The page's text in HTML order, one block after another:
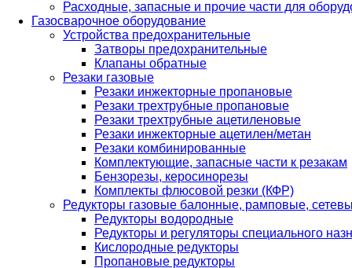
Расходные, запасные и прочие части для
Газосварочное оборудование
Устройства предохранительные
Затворы предохранительные
Клапаны обратные
Резаки газовые
Резаки инжекторные пропановые
Резаки трехтрубные пропановые
Резаки трехтрубные ацетиленовые
Резаки инжекторные ацетилен/метан
Резаки комбинированные
Комплектующие, запасные части к резакам
Бензорезы, керосинорезы
Комплекты флюсовой резки (КФР)
Редукторы газовые балонные, рамповые,
Редукторы водородные
Редукторы и регуляторы специального
Кислородные редукторы
Пропановые редукторы